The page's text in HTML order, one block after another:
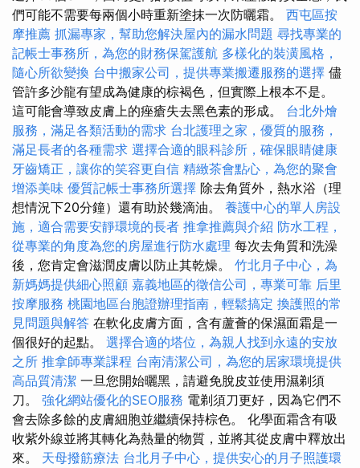
們可能不需要每兩個小時重新塗抹一次防曬霜。 西屯區按
摩推薦 抓漏專家，幫助您解決屋內的漏水問題 尋找專業的
記帳士事務所，為您的財務保駕護航 多樣化的裝潢風格，
隨心所欲變換 台中搬家公司，提供專業搬遷服務的選擇 儘
管許多沙龍有望成為健康的棕褐色，但實際上根本不是。
這可能會導致皮膚上的痤瘡失去黑色素的形成。 台北外燴
服務，滿足各類活動的需求 台北護理之家，優質的服務，
滿足長者的各種需求 選擇合適的眼科診所，確保眼睛健康
牙齒矯正，讓你的笑容更自信 精緻茶會點心，為您的聚會
增添美味 優質記帳士事務所選擇 除去角質外，熱水浴（理
想情況下20分鐘）還有助於幾滴油。 養護中心的單人房設
施，適合需要安靜環境的長者 推拿推薦與介紹 防水工程，
從專業的角度為您的房屋進行防水處理 每次去角質和洗澡
後，您肯定會滋潤皮膚以防止其乾燥。 竹北月子中心，為
新媽媽提供細心照顧 嘉義地區的徵信公司，專業可靠 后里
按摩服務 桃園地區台胞證辦理指南，輕鬆搞定 換護照的常
見問題與解答 在軟化皮膚方面，含有蘆薈的保濕面霜是一
個很好的起點。 選擇合適的塔位，為親人找到永遠的安放
之所 推拿師專業課程 台南清潔公司，為您的居家環境提供
高品質清潔 一旦您開始曬黑，請避免脫皮並使用濕剃須
刀。 強化網站優化的SEO服務 電剃須刀更好，因為它們不
會去除多餘的皮膚細胞並繼續保持棕色。 化學面霜含有吸
收紫外線並將其轉化為熱量的物質，並將其從皮膚中釋放出
來。 天母撥筋療法 台北月子中心，提供安心的月子照護環